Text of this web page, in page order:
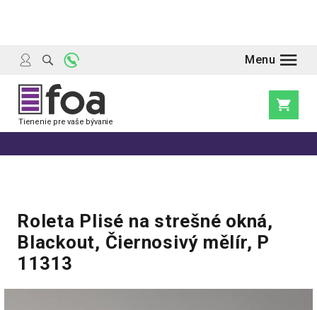
Roleta Plisé na strešné okná,
Blackout, Čiernosivý mělír, P
11313